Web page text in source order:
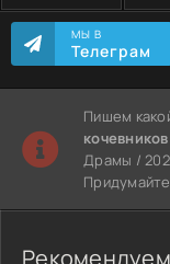
МЫ В
Телеграм
Пишем
Драмы /